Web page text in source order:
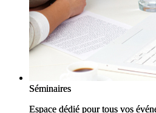
Séminaires
Espace dédié pour tous vos
Séminaires
Espace dédié pour tous vos